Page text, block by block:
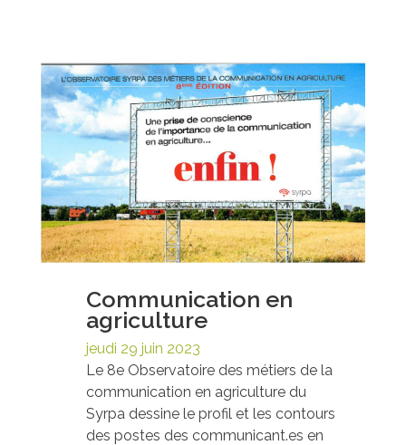
Communication en
agriculture
jeudi 29 juin 2023
Le 8e Observatoire des métiers de la
communication en agriculture du
Syrpa dessine le profil et les contours
des postes des communicant.es en